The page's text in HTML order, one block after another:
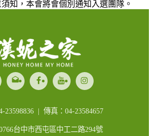
知，本會將會個別通知入選團隊。
drafts
23598836 | 傳真：04-23584657
台中市西屯區中工二路294號